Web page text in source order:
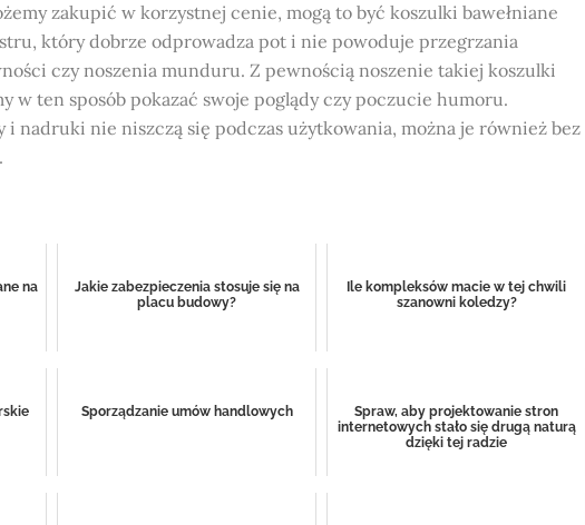
zakupić w korzystnej cenie, mogą to być koszulki bawełniane
który dobrze odprowadza pot i nie powoduje przegrzania
czy noszenia munduru. Z pewnością noszenie takiej koszulki
w ten sposób pokazać swoje poglądy czy poczucie humoru.
i nadruki nie niszczą się podczas użytkowania, można je również bez
na
Jakie zabezpieczenia stosuje się na
placu budowy?
Ile kompleksów macie w tej chwili
szanowni koledzy?
Sporządzanie umów handlowych
Spraw, aby projektowanie stron
internetowych stało się drugą naturą
dzięki tej radzie